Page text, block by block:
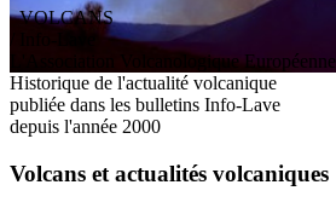
VOLCANS
ssociation V olcanologiqueEuropéenne
Historique de l'actualité volcanique
publiée dans les bulletins Info-Lave
depuis l'année 2000
Volcans et actualités volcaniques